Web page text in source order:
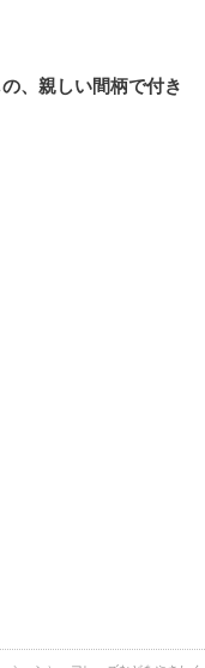
、親しい間柄で付き